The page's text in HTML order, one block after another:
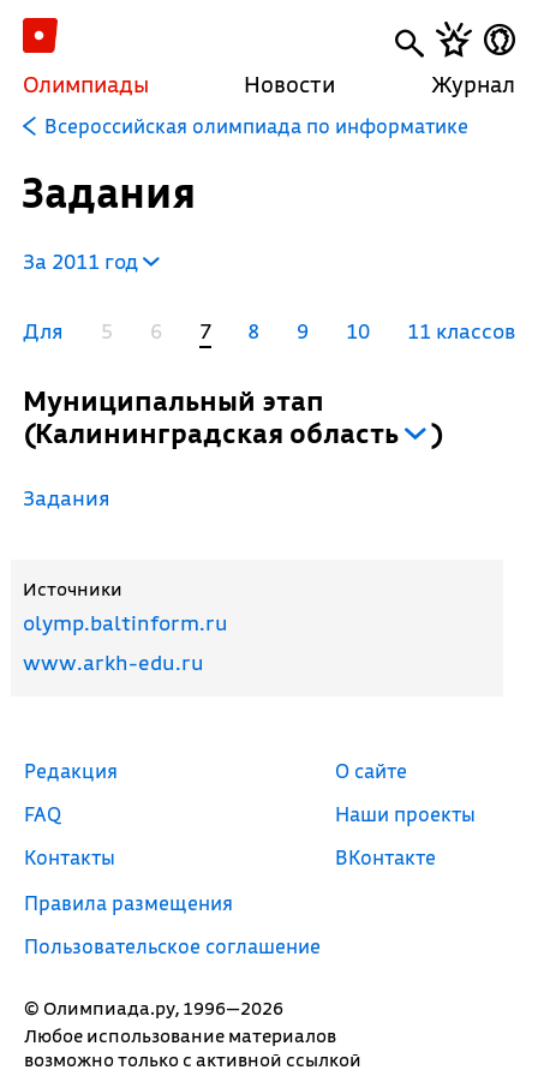
Олимпиады Новости Журнал
Всероссийская олимпиада по информатике
Задания
За 2011 год
Для 5 6 7 8 9 10 11 классов
Муниципальный этап
(Калининградская область )
Задания
Источники
olymp.baltinform.ru
www.arkh-edu.ru
© Олимпиада.ру, 1996—2026
Любое использование материалов
возможно только с активной ссылкой
Редакция
FAQ
Контакты
Правила размещения
Пользовательское соглашение
О сайте
Наши проекты
ВКонтакте